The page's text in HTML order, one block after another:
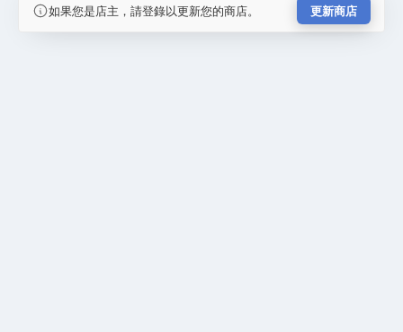
如果您是店主，請登錄以更新您的商店。 更新商店